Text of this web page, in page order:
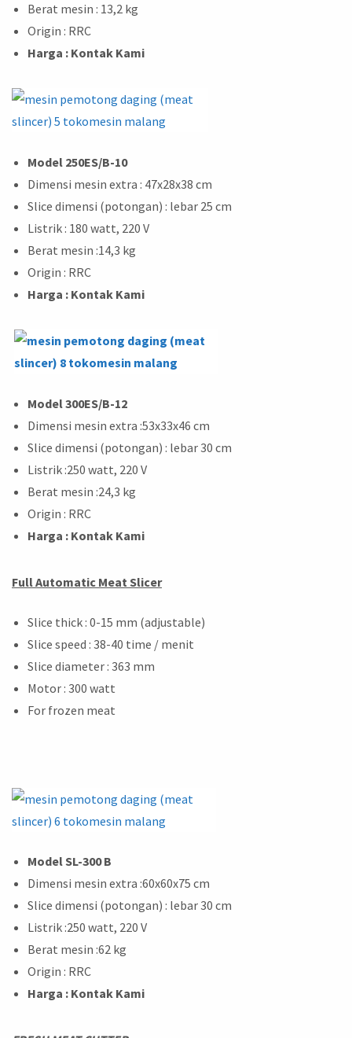
Berat mesin : 13,2 kg
Origin : RRC
Harga : Kontak Kami
Model 250ES/B-10
Dimensi mesin extra : 47x28x38 cm
Slice dimensi (potongan) : lebar 25 cm
Listrik : 180 watt, 220 V
Berat mesin :14,3 kg
Origin : RRC
Harga : Kontak Kami
Model 300ES/B-12
Dimensi mesin extra :53x33x46 cm
Slice dimensi (potongan) : lebar 30 cm
Listrik :250 watt, 220 V
Berat mesin :24,3 kg
Origin : RRC
Harga : Kontak Kami
Full Automatic Meat Slicer
Slice thick : 0-15 mm (adjustable)
Slice speed : 38-40 time / menit
Slice diameter : 363 mm
Motor : 300 watt
For frozen meat
Model SL-300 B
Dimensi mesin extra :60x60x75 cm
Slice dimensi (potongan) : lebar 30 cm
Listrik :250 watt, 220 V
Berat mesin :62 kg
Origin : RRC
Harga : Kontak Kami